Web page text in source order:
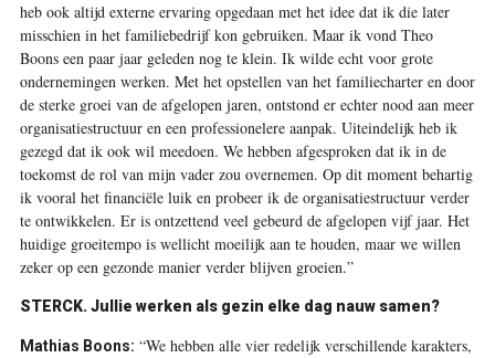
heb ook altijd externe ervaring opgedaan met het idee dat ik die later
misschien in het familiebedrijf kon gebruiken. Maar ik vond Theo
Boons een paar jaar geleden nog te klein. Ik wilde echt voor grote
ondernemingen werken. Met het opstellen van het familiecharter en door
de sterke groei van de afgelopen jaren, ontstond er echter nood aan meer
organisatiestructuur en een professionelere aanpak. Uiteindelijk heb ik
gezegd dat ik ook wil meedoen. We hebben afgesproken dat ik in de
toekomst de rol van mijn vader zou overnemen. Op dit moment behartig
ik vooral het financiële luik en probeer ik de organisatiestructuur verder
te ontwikkelen. Er is ontzettend veel gebeurd de afgelopen vijf jaar. Het
huidige groeitempo is wellicht moeilijk aan te houden, maar we willen
zeker op een gezonde manier verder blijven groeien.”
STERCK.Jullie werken als gezin elke dag nauw samen?
Mathias Boons: “We hebben alle vier redelijk verschillende karakters,